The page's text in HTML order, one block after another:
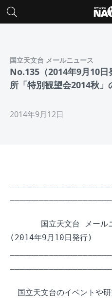
国立天文台 メールニュース
No.135（2014年9月10
所「特別観望会2014秋」
2014年9月12日
国立天文台 メールニ
(2014年9月10日発行)
国立天文台のイベントや